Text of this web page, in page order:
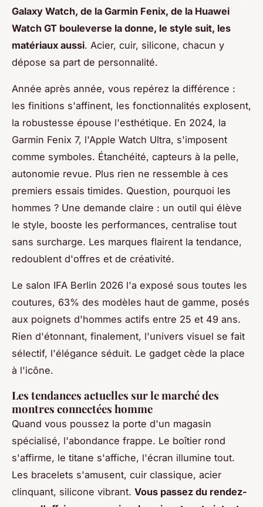
Galaxy Watch, de la Garmin Fenix, de la Huawei
Watch GT bouleverse la donne, le style suit, les
matériaux aussi. Acier, cuir, silicone, chacun y
dépose sa part de personnalité.
Année après année, vous repérez la différence :
les finitions s'affinent, les fonctionnalités explosent,
la robustesse épouse l'esthétique. En 2024, la
Garmin Fenix 7, l'Apple Watch Ultra, s'imposent
comme symboles. Étanchéité, capteurs à la pelle,
autonomie revue. Plus rien ne ressemble à ces
premiers essais timides. Question, pourquoi les
hommes ? Une demande claire : un outil qui élève
le style, booste les performances, centralise tout
sans surcharge. Les marques flairent la tendance,
redoublent d'offres et de créativité.
Le salon IFA Berlin 2026 l'a exposé sous toutes les
coutures, 63% des modèles haut de gamme, posés
aux poignets d'hommes actifs entre 25 et 49 ans.
Rien d'étonnant, finalement, l'univers visuel se fait
sélectif, l'élégance séduit. Le gadget cède la place
à l'icône.
Les tendances actuelles sur le marché des
montres connectées homme
Quand vous poussez la porte d'un magasin
spécialisé, l'abondance frappe. Le boîtier rond
s'affirme, le titane s'affiche, l'écran illumine tout.
Les bracelets s'amusent, cuir classique, acier
clinquant, silicone vibrant. Vous passez du rendez-